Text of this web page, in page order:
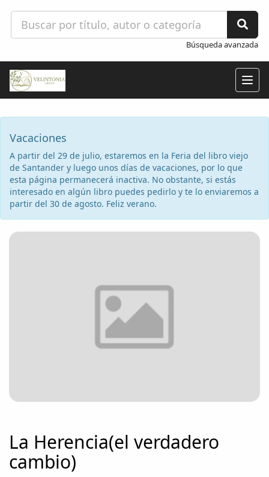
Búsqueda avanzada
Vacaciones
A partir del 29 de julio, estaremos en la Feria del libro viejo
de Santander y luego unos días de vacaciones, por lo que
esta página permanecerá inactiva. No obstante, si estás
interesado en algún libro puedes pedirlo y te lo enviaremos a
partir del 30 de agosto. Feliz verano.
La Herencia(el verdadero
cambio)